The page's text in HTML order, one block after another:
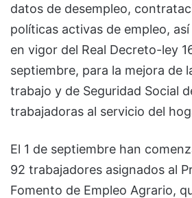
datos de desempleo,
políticas activas de empleo,
en vigor del Real Decreto-ley
septiembre, para la mejora de
trabajo y de Seguridad Social
trabajadoras al servicio del
El 1 de septiembre han
92 trabajadores asignados al
Fomento de Empleo Agrario,